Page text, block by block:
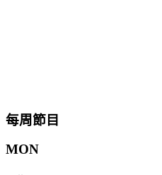
每周節目
MON